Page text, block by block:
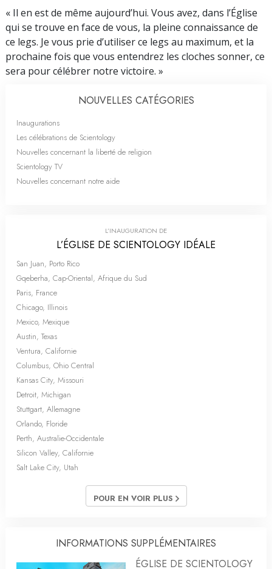
« Il en est de même aujourd’hui. Vous avez, dans l’Église
qui se trouve en face de vous, la pleine connaissance de
ce legs. Je vous prie d’utiliser ce legs au maximum, et la
prochaine fois que vous entendrez les cloches sonner, ce
sera pour célébrer notre victoire. »
NOUVELLES CATÉGORIES
Inaugurations
Les célébrations de Scientology
Nouvelles concernant la liberté de religion
Scientology TV
Nouvelles concernant notre aide
L’INAUGURATION DE
L’ÉGLISE DE SCIENTOLOGY IDÉALE
San Juan, Porto Rico
Gqeberha, Cap-Oriental, Afrique du Sud
Paris, France
Chicago, Illinois
Mexico, Mexique
Austin, Texas
Ventura, Californie
Columbus, Ohio Central
Kansas City, Missouri
Detroit, Michigan
Stuttgart, Allemagne
Orlando, Floride
Perth, Australie-Occidentale
Silicon Valley, Californie
Salt Lake City, Utah
POUR EN VOIR PLUS
INFORMATIONS SUPPLÉMENTAIRES
ÉGLISE DE SCIENTOLOGY